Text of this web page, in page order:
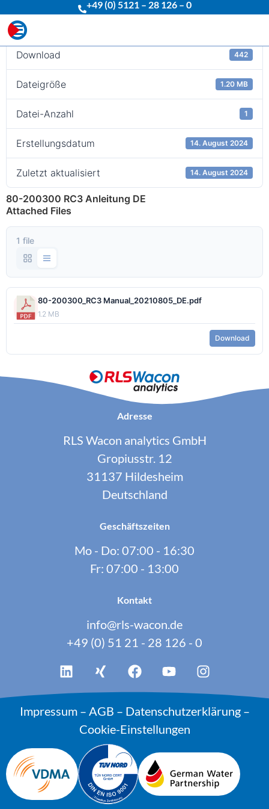
+49 (0) 5121 – 28 126 – 0
Download
Download 442
Dateigröße 1.20 MB
Datei-Anzahl 1
Erstellungsdatum 14. August 2024
Zuletzt aktualisiert 14. August 2024
80-200300 RC3 Anleitung DE
Attached Files
1 file
80-200300_RC3 Manual_20210805_DE.pdf
1.2 MB
Download
Adresse
RLS Wacon analytics GmbH
Gropiusstr. 12
31137 Hildesheim
Deutschland
Geschäftszeiten
Mo - Do: 07:00 - 16:30
Fr: 07:00 - 13:00
Kontakt
info@rls-wacon.de
+49 (0) 51 21 - 28 126 - 0
Impressum– AGB – Datenschutzerklärung–
Cookie-Einstellungen